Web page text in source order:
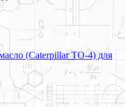
(Caterpillar TO-4) для